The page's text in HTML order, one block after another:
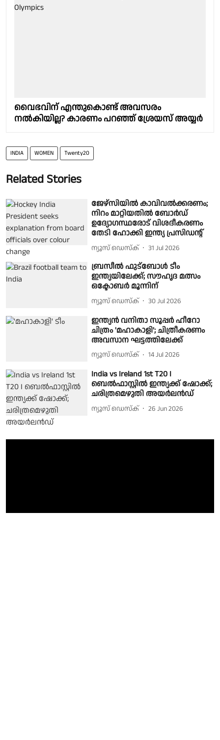
വൈഭവിന് എന്തുകൊണ്ട് അവസരം
നല്‍കിയില്ല? കാരണം പറഞ്ഞ് ശ്രേയസ് അയ്യര്‍
INDIA WOMEN Twenty20
Related Stories
ജേഴ്സിയിൽ കാവിവൽക്കരണം;
നിറം മാറ്റിയതിൽ ബോർഡ്
ഉദ്യോഗസ്ഥരോട് വിശദീകരണം
തേടി ഹോക്കി ഇന്ത്യ പ്രസിഡൻ്റ്
ന്യൂസ് ഡെസ്ക് 31 Jul 2026
ബ്രസീൽ ഫുട്ബോൾ ടീം
ഇന്ത്യയിലേക്ക്; സൗഹൃദ മത്സം
ഒക്ടോബർ മൂന്നിന്
ന്യൂസ് ഡെസ്ക് 30 Jul 2026
ഇന്ത്യൻ വനിതാ സൂപ്പർ ഹീറോ
ചിത്രം 'മഹാകാളി'; ചിത്രീകരണം
അവസാന ഘട്ടത്തിലേക്ക്
ന്യൂസ് ഡെസ്ക് 14 Jul 2026
India vs Ireland 1st T20 I
ബെല്‍ഫാസ്റ്റില്‍ ഇന്ത്യക്ക് ഷോക്ക്;
ചരിത്രമെഴുതി അയര്‍ലന്‍ഡ്
ന്യൂസ് ഡെസ്ക് 26 Jun 2026